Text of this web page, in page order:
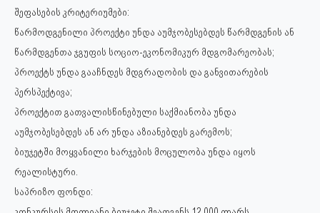
შეფასების კრიტერიუმები:
წარმოდგენილი პროექტი უნდა აუმჯობესებდეს წარმდგენის ან
წარმდგენთა ჯგუფის სოციო-ეკონომიკურ მდგომარეობას;
პროექტს უნდა გააჩნდეს მდგრადობის და განვითარების
პერსპექტივა;
პროექტით გათვალისწინებული საქმიანობა უნდა
აუმჯობესებდეს ან არ უნდა აზიანებდეს გარემოს;
ბიუჯეტში მოყვანილი ხარჯების მოცულობა უნდა იყოს
რეალისტური.
საპრიზო ფონდი: